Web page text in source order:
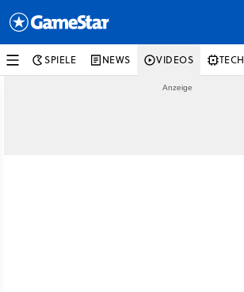
SPIELE NEWS VIDEOS TECH